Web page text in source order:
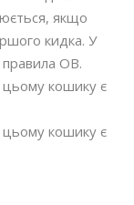
якщо
кидка. У
OB.
кошику є
кошику є